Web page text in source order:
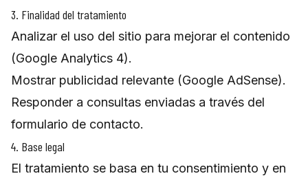
3. Finalidad del tratamiento
Analizar el uso del sitio para mejorar el contenido
(Google Analytics 4).
Mostrar publicidad relevante (Google AdSense).
Responder a consultas enviadas a través del
formulario de contacto.
4. Base legal
El tratamiento se basa en tu consentimiento y en